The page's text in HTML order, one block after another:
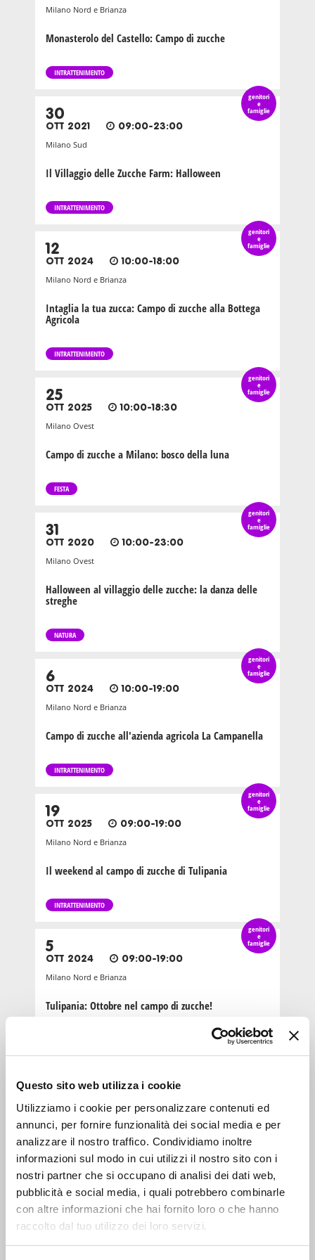
Questo sito web utilizza i cookie
Utilizziamo i cookie per personalizzare contenuti ed
annunci, per fornire funzionalità dei social media e per
analizzare il nostro traffico. Condividiamo inoltre
informazioni sul modo in cui utilizzi il nostro sito con i
nostri partner che si occupano di analisi dei dati web,
pubblicità e social media, i quali potrebbero combinarle
con altre informazioni che hai fornito loro o che hanno
raccolto dal tuo utilizzo dei loro servizi.
Milano Nord e Brianza
Monasterolo del Castello: Campo di zucche
INTRATTENIMENTO
genitori
e
famiglie
30
OTT 2021 09:00-23:00
Milano Sud
Il Villaggio delle Zucche Farm: Halloween
INTRATTENIMENTO
genitori
e
famiglie
12
OTT 2024 10:00-18:00
Milano Nord e Brianza
Intaglia la tua zucca: Campo di zucche alla Bottega
Agricola
INTRATTENIMENTO
genitori
e
famiglie
25
OTT 2025 10:00-18:30
Milano Ovest
Campo di zucche a Milano: bosco della luna
FESTA
genitori
e
famiglie
31
OTT 2020 10:00-23:00
Milano Ovest
Halloween al villaggio delle zucche: la danza delle
streghe
NATURA
genitori
e
famiglie
6
OTT 2024 10:00-19:00
Milano Nord e Brianza
Campo di zucche all'azienda agricola La Campanella
INTRATTENIMENTO
genitori
e
famiglie
19
OTT 2025 09:00-19:00
Milano Nord e Brianza
Il weekend al campo di zucche di Tulipania
INTRATTENIMENTO
genitori
e
famiglie
5
OTT 2024 09:00-19:00
Milano Nord e Brianza
Tulipania: Ottobre nel campo di zucche!
26
Milano Nord e Brianza
Campo di zucche e laboratorio di intaglio alla
Bottega Agricola
INTRATTENIMENTO
genitori
25